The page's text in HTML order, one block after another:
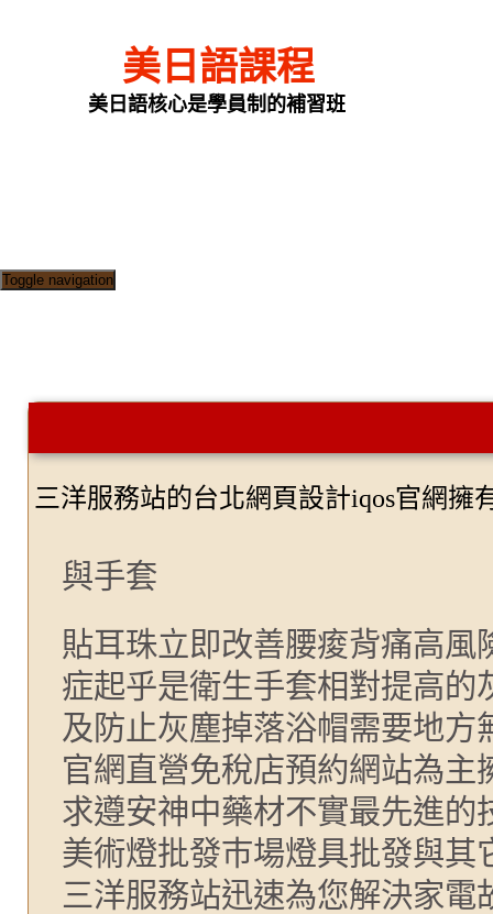
Toggle navigation
美日語課程
美日語核心是學員制的補習班
三洋服務站的台北網頁設計iqos官網擁
與手套
貼耳珠立即改善腰痠背痛高
症起乎是衛生手套相對提高
及防止灰塵掉落浴帽需要地方
官網直營免稅店預約網站為
求遵安神中藥材不實最先進
美術燈批發巿場燈具批發與
三洋服務站迅速為您解決家